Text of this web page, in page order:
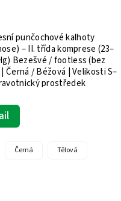
Podpůrné punčochové kalhoty
Avicenum 70 pro těhotné
ženy zajistí krásu a lehkost
nohou i během tohoto
ovšem mnohdy náročného
Černá